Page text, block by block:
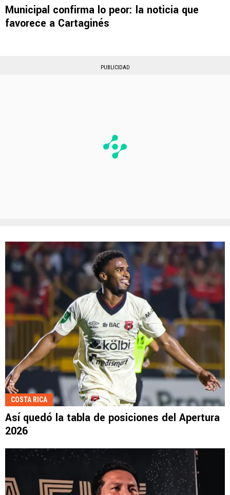
Municipal confirma lo peor: la noticia que
favorece a Cartaginés
PUBLICIDAD
COSTA RICA
Así quedó la tabla de posiciones del Apertura
2026